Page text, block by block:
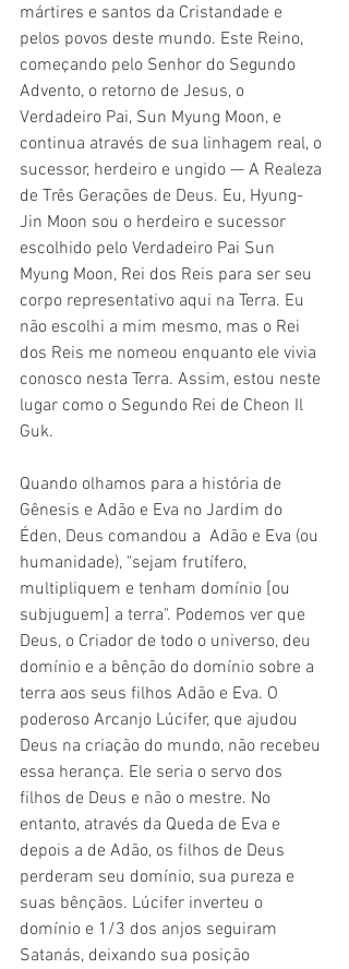
mártires e santos da Cristandade e
pelos povos deste mundo. Este Reino,
começando pelo Senhor do Segundo
Advento, o retorno de Jesus, o
Verdadeiro Pai, Sun Myung Moon, e
continua através de sua linhagem real, o
sucessor, herdeiro e ungido — A Realeza
de Três Gerações de Deus. Eu, Hyung-
Jin Moon sou o herdeiro e sucessor
escolhido pelo Verdadeiro Pai Sun
Myung Moon, Rei dos Reis para ser seu
corpo representativo aqui na Terra. Eu
não escolhi a mim mesmo, mas o Rei
dos Reis me nomeou enquanto ele vivia
conosco nesta Terra. Assim, estou neste
lugar como o Segundo Rei de Cheon Il
Guk.
Quando olhamos para a história de
Gênesis e Adão e Eva no Jardim do
Éden, Deus comandou a  Adão e Eva (ou
humanidade), "sejam frutífero,
multipliquem e tenham domínio [ou
subjuguem] a terra". Podemos ver que
Deus, o Criador de todo o universo, deu
domínio e a bênção do domínio sobre a
terra aos seus filhos Adão e Eva. O
poderoso Arcanjo Lúcifer, que ajudou
Deus na criação do mundo, não recebeu
essa herança. Ele seria o servo dos
filhos de Deus e não o mestre. No
entanto, através da Queda de Eva e
depois a de Adão, os filhos de Deus
perderam seu domínio, sua pureza e
suas bênçãos. Lúcifer inverteu o
domínio e 1/3 dos anjos seguiram
Satanás, deixando sua posição